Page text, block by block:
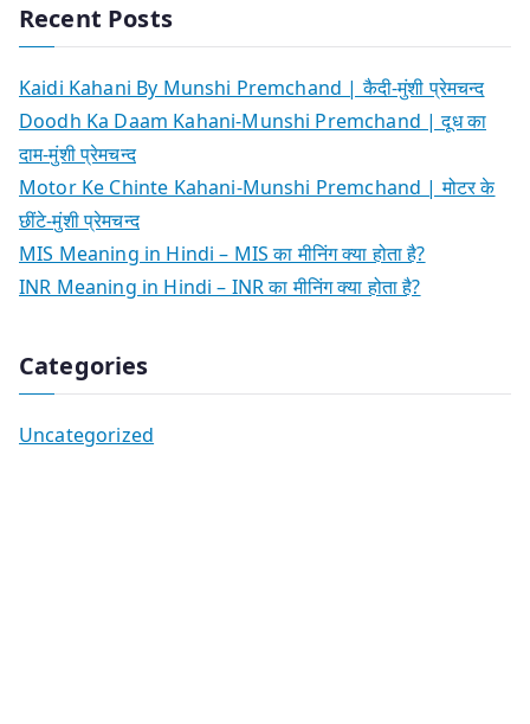
Recent Posts
Kaidi Kahani By Munshi Premchand | कैदी-मुंशी प्रेमचन्द
Doodh Ka Daam Kahani-Munshi Premchand | दूध का
दाम-मुंशी प्रेमचन्द
Motor Ke Chinte Kahani-Munshi Premchand | मोटर के
छींटे-मुंशी प्रेमचन्द
MIS Meaning in Hindi – MIS का मीनिंग क्या होता है?
INR Meaning in Hindi – INR का मीनिंग क्या होता है?
Categories
Uncategorized